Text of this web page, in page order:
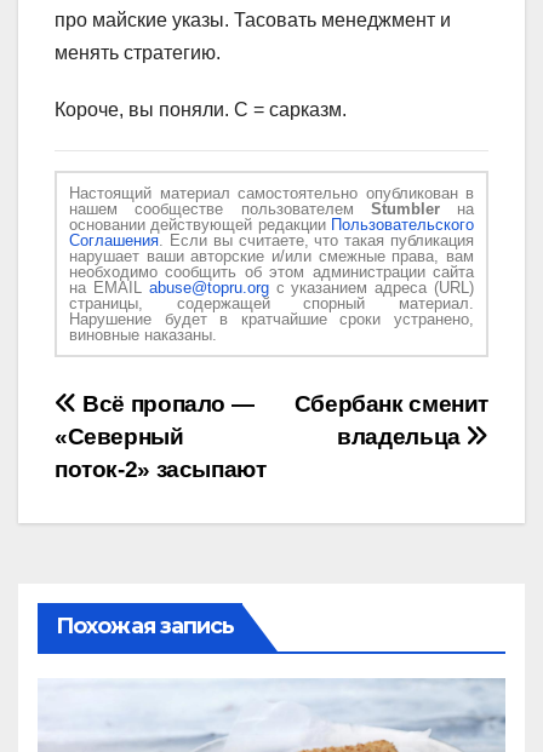
про майские указы. Тасовать менеджмент и
менять стратегию.
Короче, вы поняли. С = сарказм.
Настоящий материал самостоятельно опубликован в
нашем сообществе пользователем Stumblerна
основании действующей редакции Пользовательского
Соглашения. Если вы считаете, что такая публикация
нарушает ваши авторские и/или смежные права, вам
необходимо сообщить об этом администрации сайта
на EMAIL abuse@topru.orgс указанием адреса (URL)
страницы, содержащей спорный материал.
Нарушение будет в кратчайшие сроки устранено,
виновные наказаны.
Навигация
по
записям
Сбербанк сменит
владельца
Всё пропало —
«Северный
поток-2» засыпают
Похожая запись